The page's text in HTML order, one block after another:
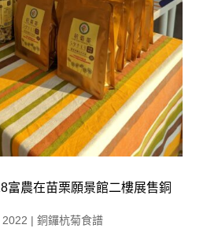
富農在苗栗願景館二樓展售銅
| 銅鑼杭菊食譜